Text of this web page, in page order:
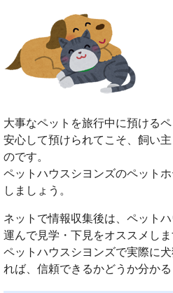
大事なペットを旅行中に預けるペ
安心して預けられてこそ、飼い
のです。
ペットハウスシヨンズのペット
しましょう。
ネットで情報収集後は、ペット
運んで見学・下見をオススメしま
ペットハウスシヨンズで実際に
れば、信頼できるかどうか分かる